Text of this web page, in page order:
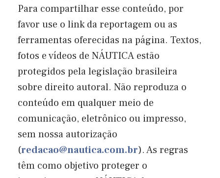
Para compartilhar esse conteúdo, por
favor use o link da reportagem ou as
ferramentas oferecidas na página. Textos,
fotos e vídeos de NÁUTICA estão
protegidos pela legislação brasileira
sobre direito autoral. Não reproduza o
conteúdo em qualquer meio de
comunicação, eletrônico ou impresso,
sem nossa autorização
(redacao@nautica.com.br). As regras
têm como objetivo proteger o